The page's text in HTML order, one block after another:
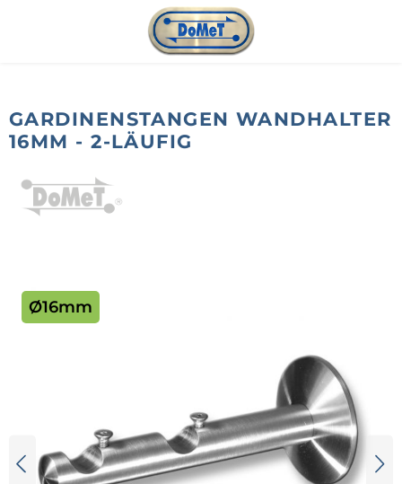
Zum Hauptinhalt springen
GARDINENSTANGEN WANDHALTER
16MM - 2-LÄUFIG
Ø16mm